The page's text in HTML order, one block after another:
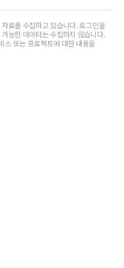
료를 수집하고 있습니다. 로그인을
능한 데이터는 수집하지 않습니다.
스 또는 프로젝트에 대한 내용을